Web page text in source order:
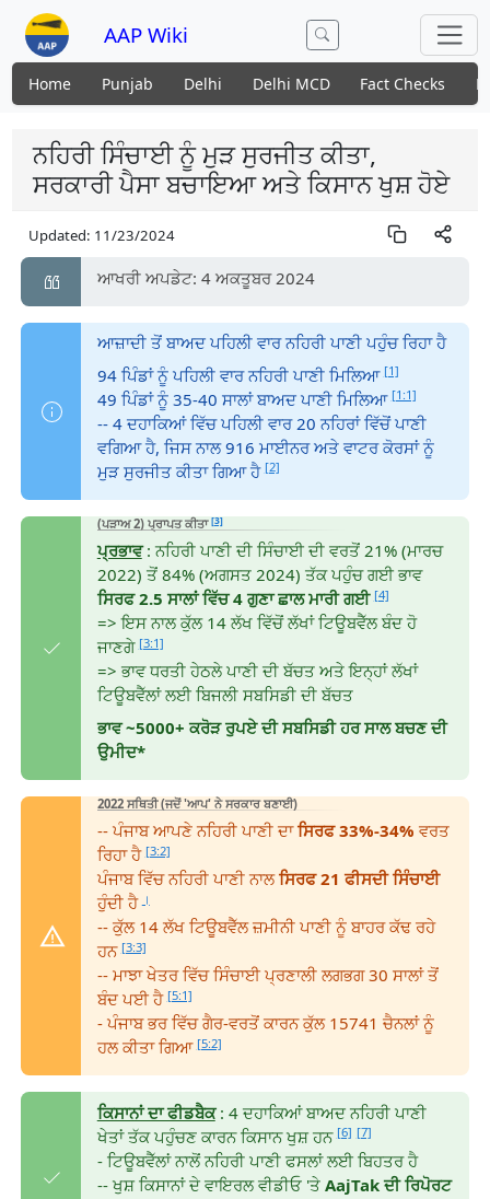
AAP Wiki
Home Punjab Delhi Delhi MCD Fact Checks
ਨਹਿਰੀ ਸਿੰਚਾਈ ਨੂੰ ਮੁੜ ਸੁਰਜੀਤ ਕੀਤਾ,
ਸਰਕਾਰੀ ਪੈਸਾ ਬਚਾਇਆ ਅਤੇ ਕਿਸਾਨ ਖੁਸ਼ ਹੋਏ
Updated: 11/23/2024
ਆਖਰੀ ਅਪਡੇਟ: 4 ਅਕਤੂਬਰ 2024
ਆਜ਼ਾਦੀ ਤੋਂ ਬਾਅਦ ਪਹਿਲੀ ਵਾਰ ਨਹਿਰੀ ਪਾਣੀ ਪਹੁੰਚ ਰਿਹਾ ਹੈ
94 ਪਿੰਡਾਂ ਨੂੰ ਪਹਿਲੀ ਵਾਰ ਨਹਿਰੀ ਪਾਣੀ ਮਿਲਿਆ[1]
49 ਪਿੰਡਾਂ ਨੂੰ 35-40 ਸਾਲਾਂ ਬਾਅਦ ਪਾਣੀ ਮਿਲਿਆ[1:1]
-- 4 ਦਹਾਕਿਆਂ ਵਿੱਚ ਪਹਿਲੀ ਵਾਰ 20 ਨਹਿਰਾਂ ਵਿੱਚੋਂ ਪਾਣੀ
ਵਗਿਆ ਹੈ, ਜਿਸ ਨਾਲ 916 ਮਾਈਨਰ ਅਤੇ ਵਾਟਰ ਕੋਰਸਾਂ ਨੂੰ
ਮੁੜ ਸੁਰਜੀਤ ਕੀਤਾ ਗਿਆ ਹੈ[2]
(ਪੜਾਅ 2) ਪ੍ਰਾਪਤ ਕੀਤਾ [3]
ਪ੍ਰਭਾਵ: ਨਹਿਰੀ ਪਾਣੀ ਦੀ ਸਿੰਚਾਈ ਦੀ ਵਰਤੋਂ 21% (ਮਾਰਚ
2022) ਤੋਂ 84% (ਅਗਸਤ 2024) ਤੱਕ ਪਹੁੰਚ ਗਈ ਭਾਵ
ਸਿਰਫ 2.5 ਸਾਲਾਂ ਵਿੱਚ 4 ਗੁਣਾ ਛਾਲ ਮਾਰੀ ਗਈ [4]
=> ਇਸ ਨਾਲ ਕੁੱਲ 14 ਲੱਖ ਵਿੱਚੋਂ ਲੱਖਾਂ ਟਿਊਬਵੈੱਲ ਬੰਦ ਹੋ
ਜਾਣਗੇ[3:1]
=> ਭਾਵ ਧਰਤੀ ਹੇਠਲੇ ਪਾਣੀ ਦੀ ਬੱਚਤ ਅਤੇ ਇਨ੍ਹਾਂ ਲੱਖਾਂ
ਟਿਊਬਵੈੱਲਾਂ ਲਈ ਬਿਜਲੀ ਸਬਸਿਡੀ ਦੀ ਬੱਚਤ
ਭਾਵ ~5000+ ਕਰੋੜ ਰੁਪਏ ਦੀ ਸਬਸਿਡੀ ਹਰ ਸਾਲ ਬਚਣ ਦੀ
ਉਮੀਦ*
2022 ਸਥਿਤੀ (ਜਦੋਂ 'ਆਪ' ਨੇ ਸਰਕਾਰ ਬਣਾਈ)
-- ਪੰਜਾਬ ਆਪਣੇ ਨਹਿਰੀ ਪਾਣੀ ਦਾਸਿਰਫ 33%-34% ਵਰਤ
ਰਿਹਾ ਹੈ[3:2]
ਪੰਜਾਬ ਵਿੱਚ ਨਹਿਰੀ ਪਾਣੀ ਨਾਲਸਿਰਫ 21 ਫੀਸਦੀ ਸਿੰਚਾਈ
ਹੁੰਦੀ ਹੈ ।
-- ਕੁੱਲ 14 ਲੱਖ ਟਿਊਬਵੈੱਲ ਜ਼ਮੀਨੀ ਪਾਣੀ ਨੂੰ ਬਾਹਰ ਕੱਢ ਰਹੇ
ਹਨ[3:3]
-- ਮਾਝਾ ਖੇਤਰ ਵਿੱਚ ਸਿੰਚਾਈ ਪ੍ਰਣਾਲੀ ਲਗਭਗ 30 ਸਾਲਾਂ ਤੋਂ
ਬੰਦ ਪਈ ਹੈ[5:1]
- ਪੰਜਾਬ ਭਰ ਵਿੱਚ ਗੈਰ-ਵਰਤੋਂ ਕਾਰਨ ਕੁੱਲ 15741 ਚੈਨਲਾਂ ਨੂੰ
ਹਲ ਕੀਤਾ ਗਿਆ[5:2]
ਕਿਸਾਨਾਂ ਦਾ ਫੀਡਬੈਕ: 4 ਦਹਾਕਿਆਂ ਬਾਅਦ ਨਹਿਰੀ ਪਾਣੀ
ਖੇਤਾਂ ਤੱਕ ਪਹੁੰਚਣ ਕਾਰਨ ਕਿਸਾਨ ਖੁਸ਼ ਹਨ[6] [7]
- ਟਿਊਬਵੈੱਲਾਂ ਨਾਲੋਂ ਨਹਿਰੀ ਪਾਣੀ ਫਸਲਾਂ ਲਈ ਬਿਹਤਰ ਹੈ
-- ਖੁਸ਼ ਕਿਸਾਨਾਂ ਦੇ ਵਾਇਰਲ ਵੀਡੀਓ 'ਤੇ AajTak ਦੀ ਰਿਪੋਰਟ